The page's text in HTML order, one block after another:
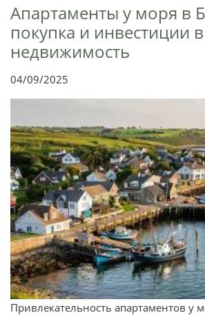
Апартаменты у моря в
покупка и инвестиции в
недвижимость
04/09/2025
Привлекательность апартаментов у